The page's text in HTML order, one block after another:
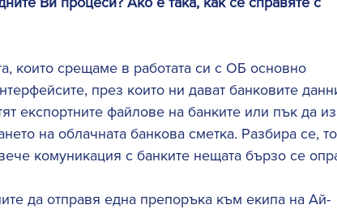
които срещаме в работата си с ОБ основно
през които ни дават банковите
експортните файлове на банките или пък да
на облачната банкова сметка. Разбира се,
комуникация с банките нещата бързо се
да отправя една препоръка към екипа на Ай-